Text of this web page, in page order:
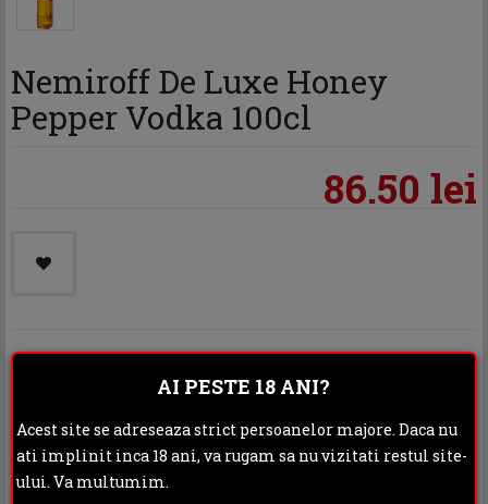
Nemiroff De Luxe Honey
Pepper Vodka 100cl
86.50 lei
Rating:
AI PESTE 18 ANI?
Acest site se adreseaza strict persoanelor majore. Daca nu
ati implinit inca 18 ani, va rugam sa nu vizitati restul site-
ului. Va multumim.